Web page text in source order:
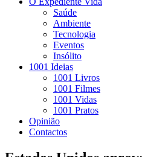
Saúde
Ambiente
Tecnologia
Eventos
Insólito
1001 Ideias
1001 Livros
1001 Filmes
1001 Vidas
1001 Pratos
Opinião
Contactos